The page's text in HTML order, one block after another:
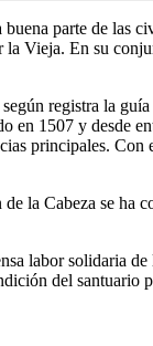
parte de las
Vieja. En su
registra la
en 1507 y desde
principales. Con
la Cabeza se ha
labor solidaria de
del santuario